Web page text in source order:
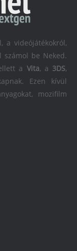
a videójátékokról,
számol be Neked.
a Vita, a 3DS,
Ezen kívül
mozifilm